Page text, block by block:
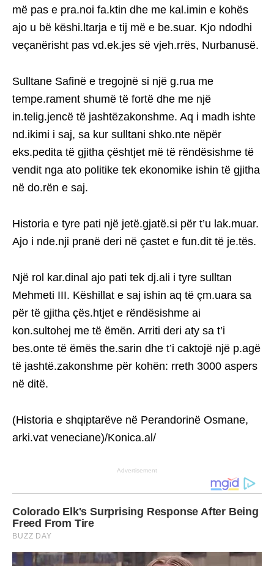
më pas e pra.noi fa.ktin dhe me kal.imin e kohës
ajo u bë këshi.ltarja e tij më e be.suar. Kjo ndodhi
veçanërisht pas vd.ek.jes së vjeh.rrës, Nurbanusë.
Sulltane Safinë e tregojnë si një g.rua me
tempe.rament shumë të fortë dhe me një
in.telig.jencë të jashtëzakonshme. Aq i madh ishte
nd.ikimi i saj, sa kur sulltani shko.nte nëpër
eks.pedita të gjitha çështjet më të rëndësishme të
vendit nga ato politike tek ekonomike ishin të gjitha
në do.rën e saj.
Historia e tyre pati një jetë.gjatë.si për t’u lak.muar.
Ajo i nde.nji pranë deri në çastet e fun.dit të je.tës.
Një rol kar.dinal ajo pati tek dj.ali i tyre sulltan
Mehmeti III. Këshillat e saj ishin aq të çm.uara sa
për të gjitha çës.htjet e rëndësishme ai
kon.sultohej me të ëmën. Arriti deri aty sa t’i
bes.onte të ëmës the.sarin dhe t’i caktojë një p.agë
të jashtë.zakonshme për kohën: rreth 3000 aspers
në ditë.
(Historia e shqiptarëve në Perandorinë Osmane,
arki.vat veneciane)/Konica.al/
Advertisement